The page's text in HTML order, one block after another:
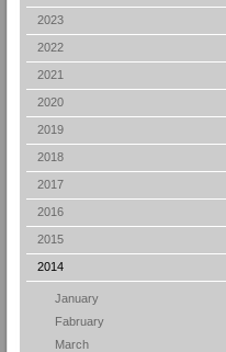
2023
2022
2021
2020
2019
2018
2017
2016
2015
2014
January
Fabruary
March